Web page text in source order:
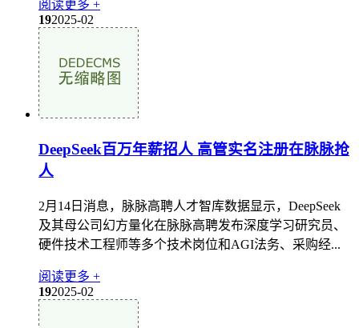
阅读更多 +
192025-02
DeepSeek百万年薪招人 高管实名注册在脉脉抢
人
2月14日消息，脉脉高聘人才智库数据显示，DeepSeek
及其母公司幻方量化在脉脉高聘发布深度学习研究员、
硬件技术工程师等多个技术岗位和AGI法务、采购经...
阅读更多 +
192025-02